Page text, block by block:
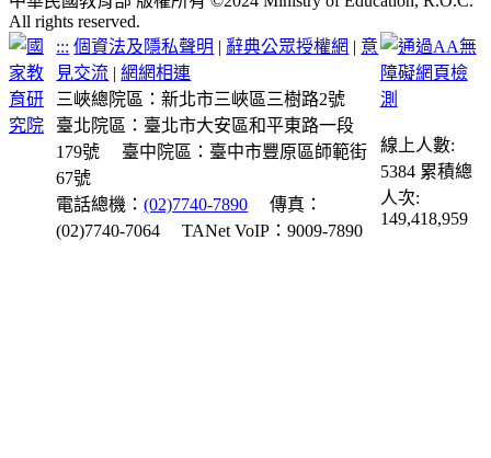
All rights reserved.
::: 個資法及隱私聲明 | 辭典公眾授權網 | 意
見交流 |網網相連
三峽總院區：新北市三峽區三樹路2號
臺北院區：臺北市大安區和平東路一段
179號
臺中院區：臺中市豐原區師範街
67號
電話總機：(02)7740-7890
傳真：
(02)7740-7064
TANet VoIP：9009-7890
線上人數:
5384 累積總
人次:
149,418,959